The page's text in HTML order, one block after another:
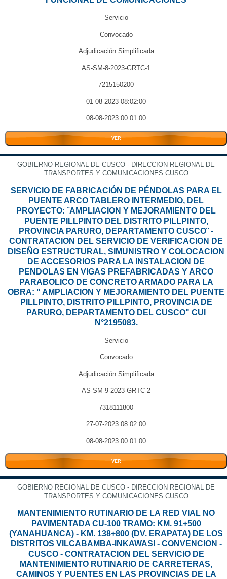
Servicio
Convocado
Adjudicación Simplificada
AS-SM-8-2023-GRTC-1
7215150200
01-08-2023 08:02:00
08-08-2023 00:01:00
VER
GOBIERNO REGIONAL DE CUSCO - DIRECCION REGIONAL DE
TRANSPORTES Y COMUNICACIONES CUSCO
SERVICIO DE FABRICACIÓN DE PÉNDOLAS PARA EL
PUENTE ARCO TABLERO INTERMEDIO, DEL
PROYECTO: ¨AMPLIACION Y MEJORAMIENTO DEL
PUENTE PILLPINTO DEL DISTRITO PILLPINTO,
PROVINCIA PARURO, DEPARTAMENTO CUSCO¨ -
CONTRATACION DEL SERVICIO DE VERIFICACION DE
DISEÑO ESTRUCTURAL, SIMUNISTRO Y COLOCACION
DE ACCESORIOS PARA LA INSTALACION DE
PENDOLAS EN VIGAS PREFABRICADAS Y ARCO
PARABOLICO DE CONCRETO ARMADO PARA LA
OBRA: " AMPLIACION Y MEJORAMIENTO DEL PUENTE
PILLPINTO, DISTRITO PILLPINTO, PROVINCIA DE
PARURO, DEPARTAMENTO DEL CUSCO" CUI
N°2195083.
Servicio
Convocado
Adjudicación Simplificada
AS-SM-9-2023-GRTC-2
7318111800
27-07-2023 08:02:00
08-08-2023 00:01:00
VER
GOBIERNO REGIONAL DE CUSCO - DIRECCION REGIONAL DE
TRANSPORTES Y COMUNICACIONES CUSCO
MANTENIMIENTO RUTINARIO DE LA RED VIAL NO
PAVIMENTADA CU-100 TRAMO: KM. 91+500
(YANAHUANCA) - KM. 138+800 (DV. ERAPATA) DE LOS
DISTRITOS VILCABAMBA-INKAWASI - CONVENCION -
CUSCO - CONTRATACION DEL SERVICIO DE
MANTENIMIENTO RUTINARIO DE CARRETERAS,
CAMINOS Y PUENTES EN LAS PROVINCIAS DE LA